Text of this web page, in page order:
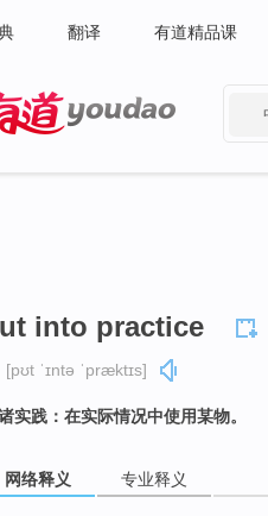
翻译 有道精品课
into practice
[pʊt ˈɪntə ˈpræktɪs]
实践：在实际情况中使用某物。
网络释义 专业释义